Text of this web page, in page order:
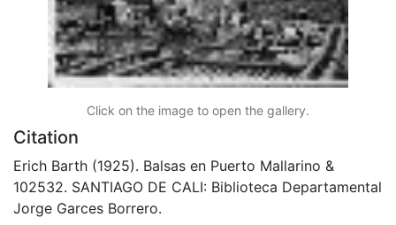
Click on the image to open the gallery.
Citation
Erich Barth (1925). Balsas en Puerto Mallarino &
102532. SANTIAGO DE CALI: Biblioteca Departamental
Jorge Garces Borrero.